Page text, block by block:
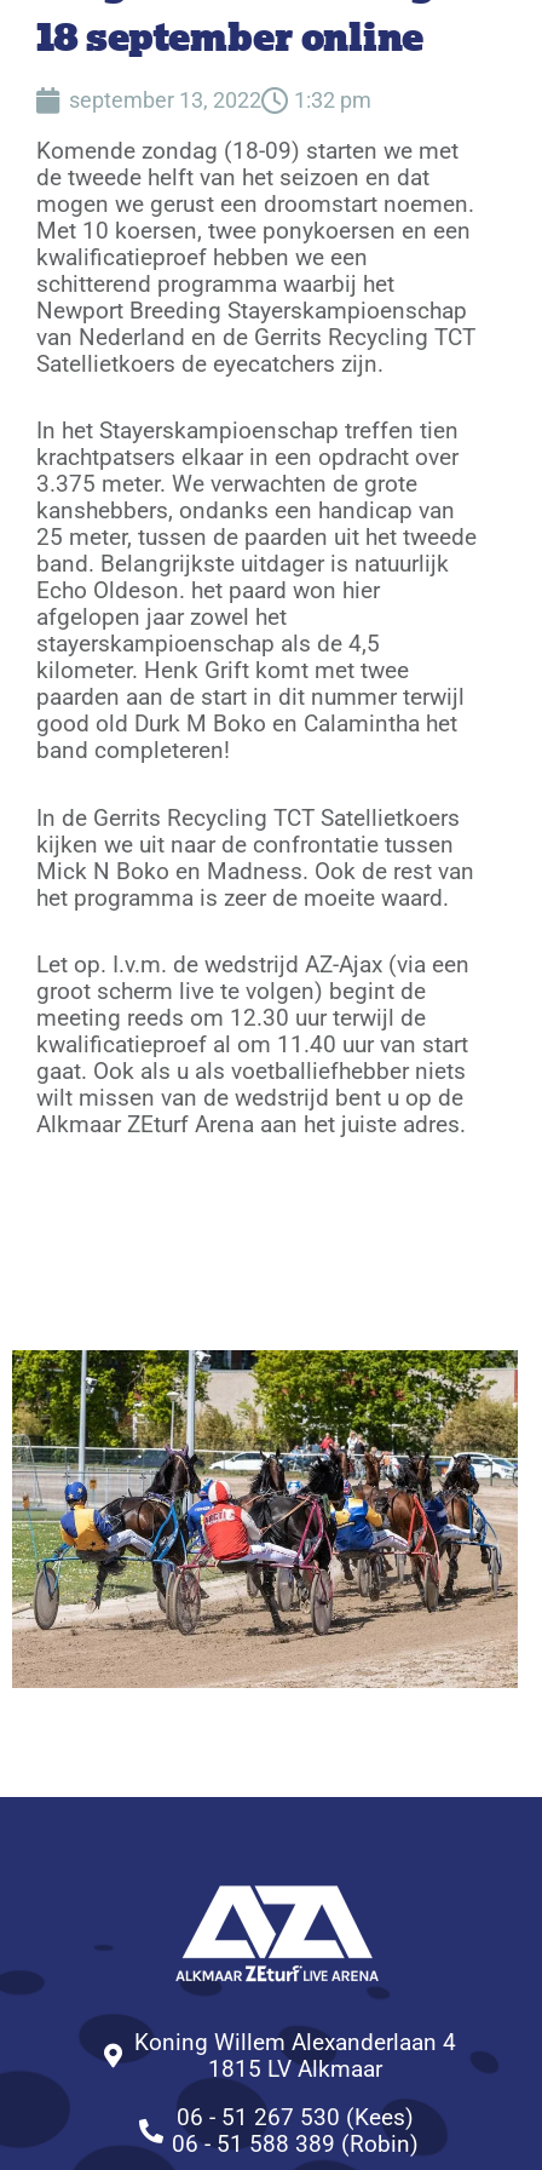
18 september online
september 13, 2022 1:32 pm
Komende zondag (18-09) starten we met
de tweede helft van het seizoen en dat
mogen we gerust een droomstart noemen.
Met 10 koersen, twee ponykoersen en een
kwalificatieproef hebben we een
schitterend programma waarbij het
Newport Breeding Stayerskampioenschap
van Nederland en de Gerrits Recycling TCT
Satellietkoers de eyecatchers zijn.
In het Stayerskampioenschap treffen tien
krachtpatsers elkaar in een opdracht over
3.375 meter. We verwachten de grote
kanshebbers, ondanks een handicap van
25 meter, tussen de paarden uit het tweede
band. Belangrijkste uitdager is natuurlijk
Echo Oldeson. het paard won hier
afgelopen jaar zowel het
stayerskampioenschap als de 4,5
kilometer. Henk Grift komt met twee
paarden aan de start in dit nummer terwijl
good old Durk M Boko en Calamintha het
band completeren!
In de Gerrits Recycling TCT Satellietkoers
kijken we uit naar de confrontatie tussen
Mick N Boko en Madness. Ook de rest van
het programma is zeer de moeite waard.
Let op. I.v.m. de wedstrijd AZ-Ajax (via een
groot scherm live te volgen) begint de
meeting reeds om 12.30 uur terwijl de
kwalificatieproef al om 11.40 uur van start
gaat. Ook als u als voetballiefhebber niets
wilt missen van de wedstrijd bent u op de
Alkmaar ZEturf Arena aan het juiste adres.
Koning Willem Alexanderlaan 4
1815 LV Alkmaar
06 - 51 267 530 (Kees)
06 - 51 588 389 (Robin)